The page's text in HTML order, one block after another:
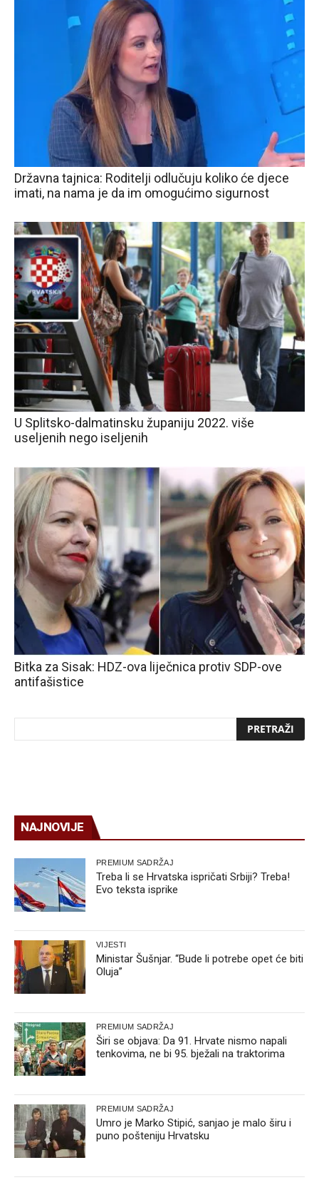
Državna tajnica: Roditelji odlučuju koliko će djece
imati, na nama je da im omogućimo sigurnost
U Splitsko-dalmatinsku županiju 2022. više
useljenih nego iseljenih
Bitka za Sisak: HDZ-ova liječnica protiv SDP-ove
antifašistice
NAJNOVIJE
PREMIUM SADRŽAJ
Treba li se Hrvatska ispričati Srbiji? Treba!
Evo teksta isprike
VIJESTI
Ministar Šušnjar. “Bude li potrebe opet će biti
Oluja”
PREMIUM SADRŽAJ
Širi se objava: Da 91. Hrvate nismo napali
tenkovima, ne bi 95. bježali na traktorima
PREMIUM SADRŽAJ
Umro je Marko Stipić, sanjao je malo širu i
puno pošteniju Hrvatsku